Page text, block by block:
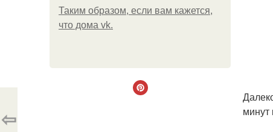
Таким образом, если вам кажется,
что дома vk.
минут
⇦